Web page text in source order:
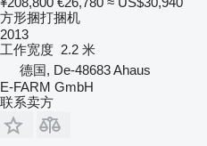
方形捆打捆机
2013
工作宽度 2.2 米
德国, De-48683 Ahaus
E-FARM GmbH
联系卖方